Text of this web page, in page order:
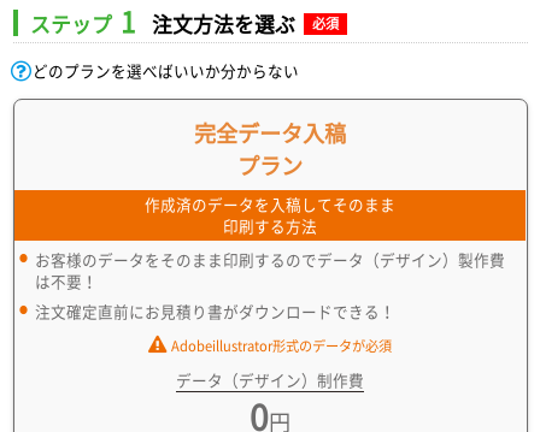
ステップ 1 注文方法を選ぶ 必須
どのプランを選べばいいか分からない
完全データ入稿
プラン
作成済のデータを入稿してそのまま
印刷する方法
お客様のデータをそのまま印刷するのでデータ（デザイン）製作費
は不要！
注文確定直前にお見積り書がダウンロードできる！
Adobeillustrator形式のデータが必須
データ（デザイン）制作費
0円